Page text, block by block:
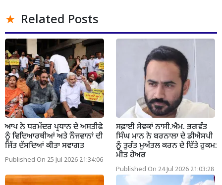
Related Posts
ਆਪ ਨੇ ਧਰਮੇਂਦਰ ਪ੍ਰਧਾਨ ਦੇ ਅਸਤੀਫੇ
ਨੂੰ ਵਿਦਿਆਰਥੀਆਂ ਅਤੇ ਨੌਜਵਾਨਾਂ ਦੀ
ਜਿੱਤ ਦੱਸਦਿਆਂ ਕੀਤਾ ਸਵਾਗਤ
Published On 25 Jul 2026 21:34:06
ਸਫ਼ਾਈ ਸੇਵਕਾਂ ਨਾਸੀ.ਐਮ. ਭਗਵੰਤ
ਸਿੰਘ ਮਾਨ ਨੇ ਬਰਨਾਲਾ ਦੇ ਡੀਐਸਪੀ
ਨੂੰ ਤੁਰੰਤ ਮੁਅੱਤਲ ਕਰਨ ਦੇ ਦਿੱਤੇ ਹੁਕਮ:
ਮੀਤ ਹੇਅਰ
Published On 24 Jul 2026 21:03:28